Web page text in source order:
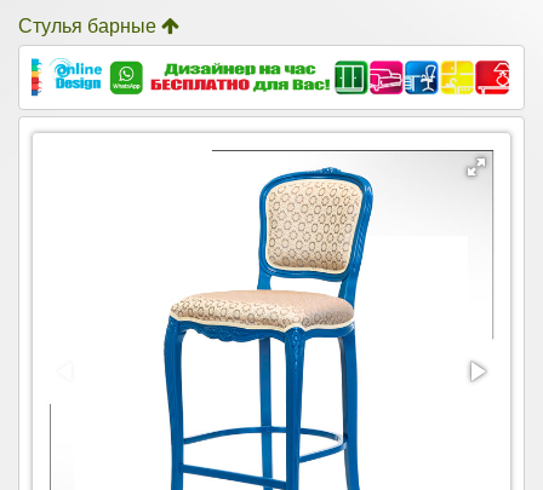
Стулья барные